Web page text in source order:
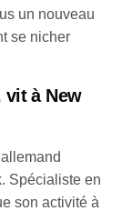
un nouveau
se nicher
vit à New
Spécialiste en
son activité à